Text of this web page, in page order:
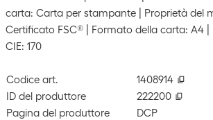
carta: Carta per stampante
Proprietà del
Certificato FSC®
Formato della carta: A4
CIE: 170
Codice art.
1408914
ID del produttore
222200
Pagina del produttore
DCP